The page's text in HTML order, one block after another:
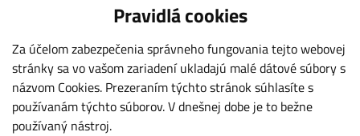
Pravidlá cookies
Za účelom zabezpečenia správneho fungovania tejto webovej
stránky sa vo vašom zariadení ukladajú malé dátové súbory s
názvom Cookies. Prezeraním týchto stránok súhlasíte s
používanám týchto súborov. V dnešnej dobe je to bežne
používaný nástroj.